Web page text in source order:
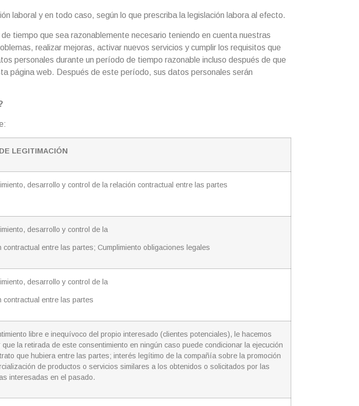
laboral y en todo caso, según lo que prescriba la legislación labora al efecto.
tiempo que sea razonablemente necesario teniendo en cuenta nuestras
realizar mejoras, activar nuevos servicios y cumplir los requisitos que
personales durante un período de tiempo razonable incluso después de que
página web. Después de este período, sus datos personales serán
LEGITIMACIÓN
desarrollo y control de la relación contractual entre las partes
desarrollo y control de la
contractual entre las partes; Cumplimiento obligaciones legales
desarrollo y control de la
contractual entre las partes
libre e inequívoco del propio interesado (clientes potenciales), le hacemos
que la retirada de este consentimiento en ningún caso puede condicionar la ejecución
que hubiera entre las partes; interés legítimo de la compañía sobre la promoción
de productos o servicios similares a los obtenidos o solicitados por las
interesadas en el pasado.